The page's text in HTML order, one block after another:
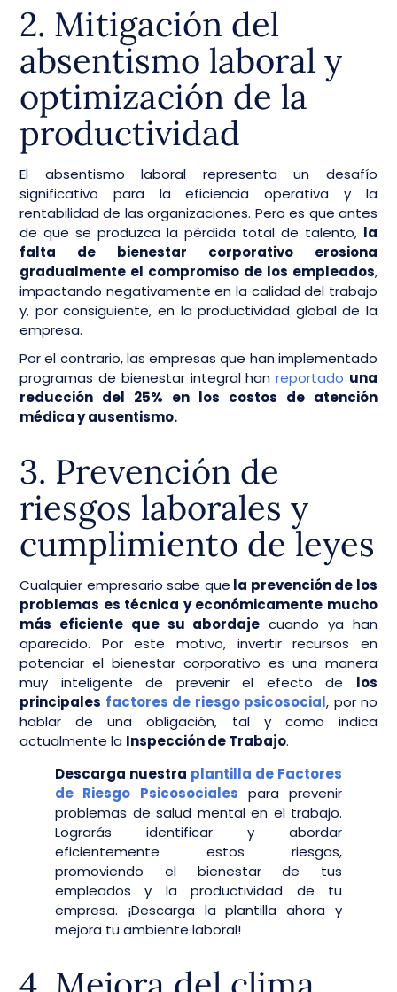
2. Mitigación del
absentismo laboral y
optimización de la
productividad
El absentismo laboral representa un desafío
significativo para la eficiencia operativa y la
rentabilidad de las organizaciones. Pero es que antes
de que se produzca la pérdida total de talento, la
falta de bienestar corporativo erosiona
gradualmente el compromiso de los empleados,
impactando negativamente en la calidad del trabajo
y, por consiguiente, en la productividad global de la
empresa.
Por el contrario, las empresas que han implementado
programas de bienestar integral hanreportado una
reducción del 25% en los costos de atención
médica y ausentismo.
3. Prevención de
riesgos laborales y
cumplimiento de leyes
Cualquier empresario sabe que la prevención de los
problemas es técnica y económicamente mucho
más eficiente que su abordaje cuando ya han
aparecido. Por este motivo, invertir recursos en
potenciar el bienestar corporativo es una manera
muy inteligente de prevenir el efecto de los
principales factores de riesgo psicosocial, por no
hablar de una obligación, tal y como indica
actualmente la Inspección de Trabajo.
Descarga nuestra plantilla de Factores
de Riesgo Psicosociales para prevenir
problemas de salud mental en el trabajo.
Lograrás identificar y abordar
eficientemente estos riesgos,
promoviendo el bienestar de tus
empleados y la productividad de tu
empresa. ¡Descarga la plantilla ahora y
mejora tu ambiente laboral!